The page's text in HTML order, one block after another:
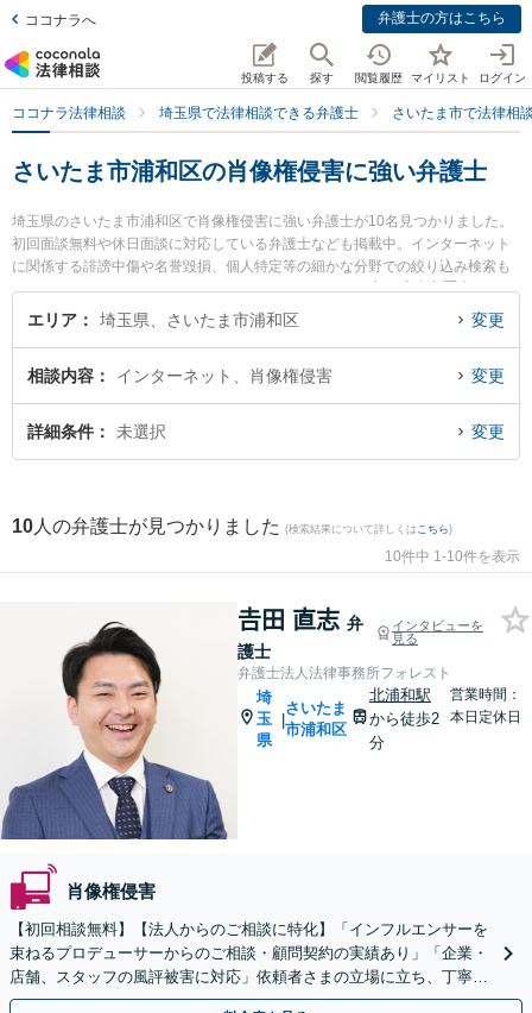
ココナラへ 弁護士の方はこちら
投稿する 探す 閲覧履歴 マイリスト ログイン
ココナラ法律相談 埼玉県で法律相談できる弁護士 さいたま市で法律相
さいたま市浦和区の肖像権侵害に強い弁護士
埼玉県のさいたま市浦和区で肖像権侵害に強い弁護士が10名見つかりました。
初回面談無料や休日面談に対応している弁護士なども掲載中。インターネット
に関係する誹謗中傷や名誉毀損、個人特定等の細かな分野での絞り込み検索も
でき便利です。特に弁護士法人法律事務所フォレストの𠮷田 直志弁護士や弁護
士法人法律事務所フォレストの中尾 基哉弁護士、工藤啓介法律事務所の工藤 啓
弁護士に相談したい』『肖像権侵害のトラブル解決の実績豊富な近くの弁護士
を検索したい』『初回相談無料で肖像権侵害を法律相談できるさいたま市浦和
区内の弁護士に相談予約したい』などでお困りの相談者さんにおすすめです。
エリア 埼玉県、さいたま市浦和区 変更
相談内容 インターネット、肖像権侵害 変更
詳細条件 未選択 変更
10 人の弁護士が見つかりました (検索結果について詳しくは こちら)
10件中 1-10件を表示
𠮷田 直志 弁
護士
インタビューを
見る
弁護士法人法律事務所フォレスト
埼
玉
県
|
さいたま
市浦和区
北浦和駅
から徒歩2
分
営業時間：
本日定休日
肖像権侵害
【初回相談無料】【法人からのご相談に特化】「インフルエンサーを
束ねるプロデューサーからのご相談・顧問契約の実績あり」「企業・
店舗、スタッフの風評被害に対応」依頼者さまの立場に立ち、丁寧な
説明と迅速な対応で不安を解消【夜間相談可】